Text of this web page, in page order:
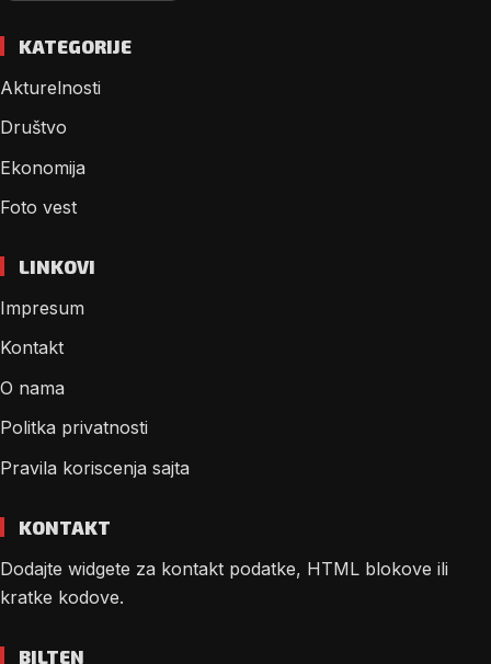
KATEGORIJE
Akturelnosti
Društvo
Ekonomija
Foto vest
LINKOVI
Impresum
Kontakt
O nama
Politka privatnosti
Pravila koriscenja sajta
KONTAKT
Dodajte widgete za kontakt podatke, HTML blokove ili
kratke kodove.
BILTEN